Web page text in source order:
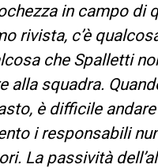
in campo di
rivista, c’è
che Spalletti
alla squadra.
è difficile
i responsabili
La passività